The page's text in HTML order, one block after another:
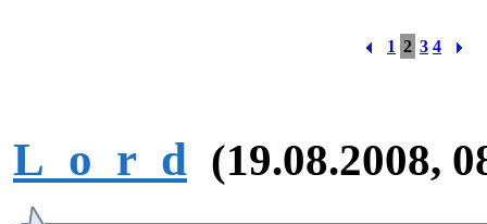
1 2 3 4
L_o_r_d (19.08.2008,